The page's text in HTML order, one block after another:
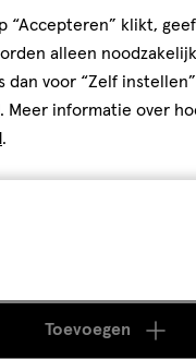
Douchegel 250 ML
Toevoegenverhoog
“Accepteren” klikt,
alleen
dan voor “Zelf
. Meer informatie over
.